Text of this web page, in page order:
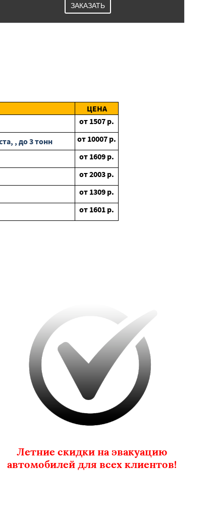
ЗАКАЗАТЬ
ЦЕНА
от 1507 р.
, до 3 тонн
от 10007 р.
от 1609 р.
от2003 р.
от 1309 р.
от 1601 р.
Летние скидки на эвакуацию
автомобилей для всех клиентов!